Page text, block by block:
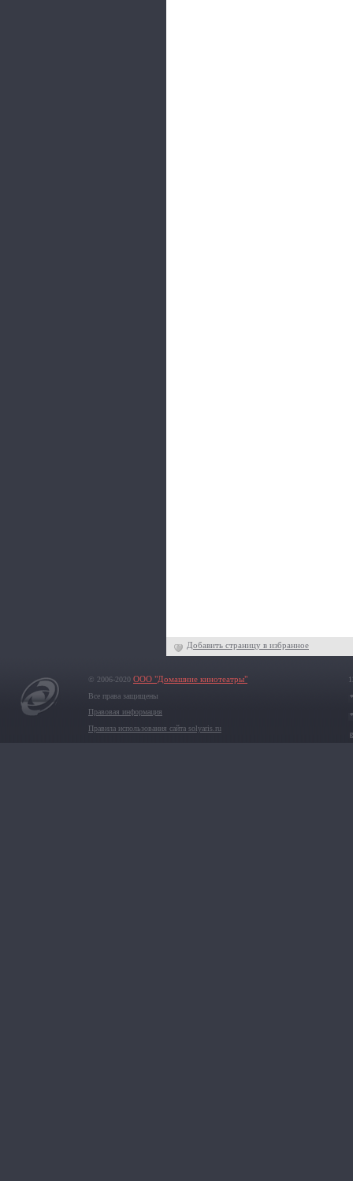
Добавить страницу в избранное
© 2006-2020 ООО "Домашние кинотеатры"
Все права защищены
Правовая информация
Правила использования сайта solyaris.ru